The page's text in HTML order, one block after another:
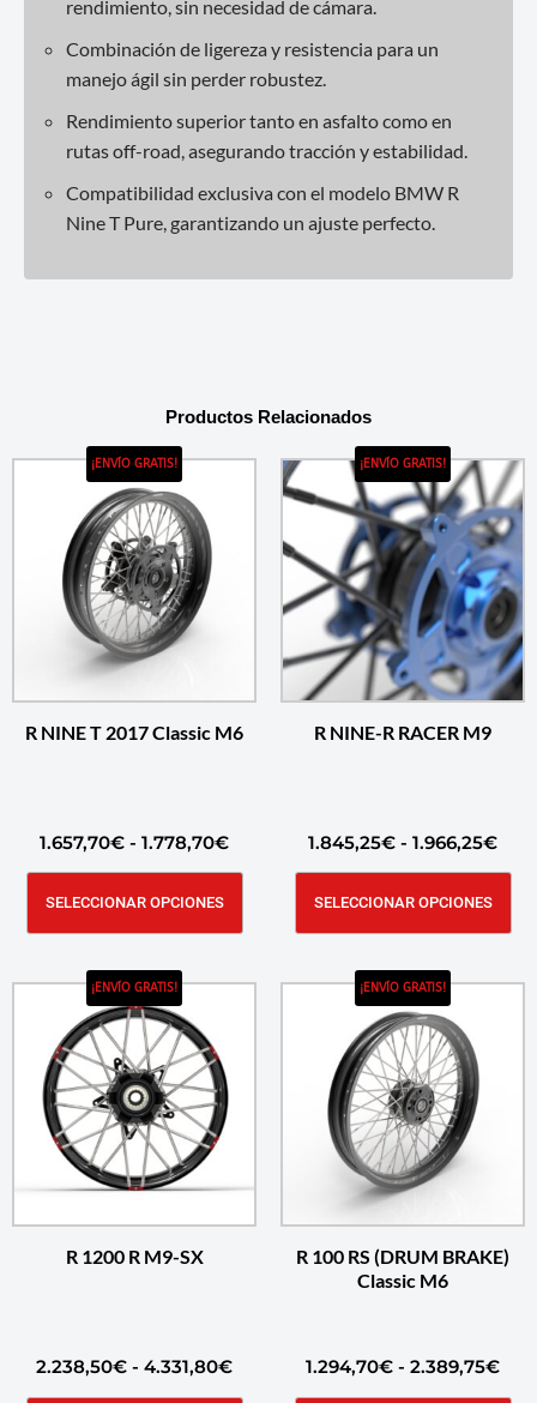
rendimiento, sin necesidad de cámara.
Combinación de ligereza y resistencia para un
manejo ágil sin perder robustez.
Rendimiento superior tanto en asfalto como en
rutas off-road, asegurando tracción y estabilidad.
Compatibilidad exclusiva con el modelo BMW R
Nine T Pure, garantizando un ajuste perfecto.
Productos Relacionados
¡ENVÍO GRATIS!
R NINE T 2017 Classic M6
1.657,70€ - 1.778,70€
SELECCIONAR OPCIONES
¡ENVÍO GRATIS!
R NINE-R RACER M9
1.845,25€ - 1.966,25€
SELECCIONAR OPCIONES
¡ENVÍO GRATIS!
R 1200 R M9-SX
2.238,50€ - 4.331,80€
¡ENVÍO GRATIS!
R 100 RS (DRUM BRAKE)
Classic M6
1.294,70€ - 2.389,75€